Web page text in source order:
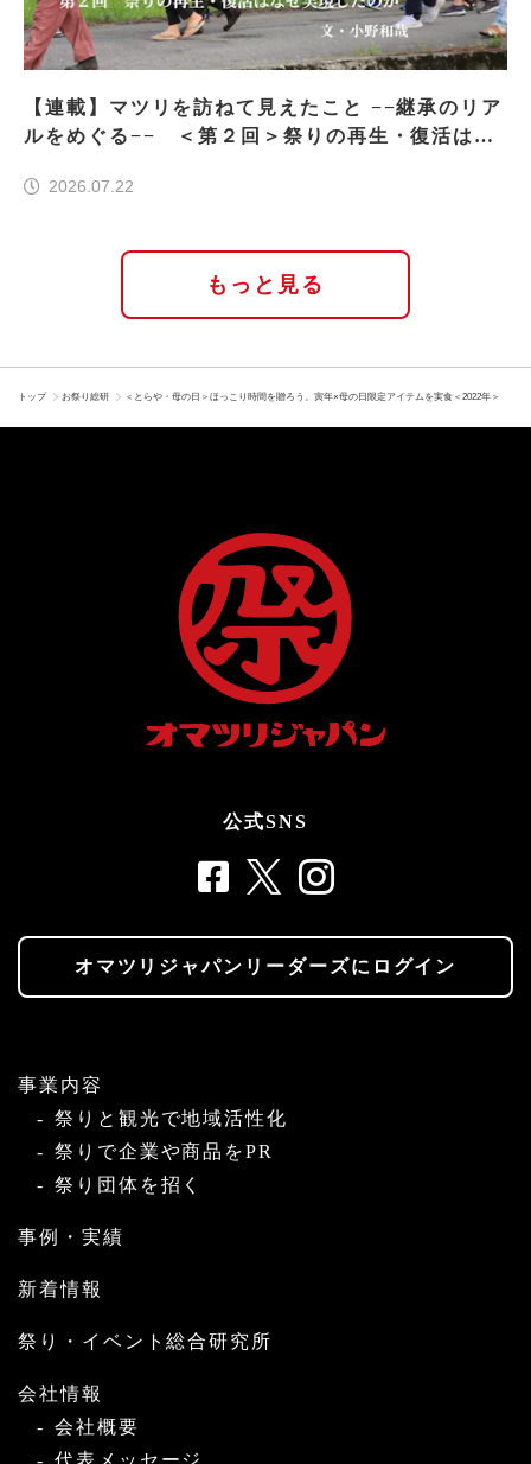
【連載】マツリを訪ねて見えたこと −−継承のリア
ルをめぐる−− ＜第２回＞祭りの再生・復活はな
2026.07.22
もっと見る
トップ お祭り総研 ＜とらや・母の日＞ほっこり時間を贈ろう。寅年×母の日限定アイテムを実食＜2022年＞
公式SNS
オマツリジャパンリーダーズにログイン
事業内容
祭りと観光で地域活性化
祭りで企業や商品をPR
祭り団体を招く
事例・実績
新着情報
祭り・イベント総合研究所
会社情報
会社概要